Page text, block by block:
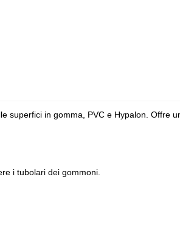
superfici in gomma, PVC e Hypalon. Offre
i tubolari dei gommoni.